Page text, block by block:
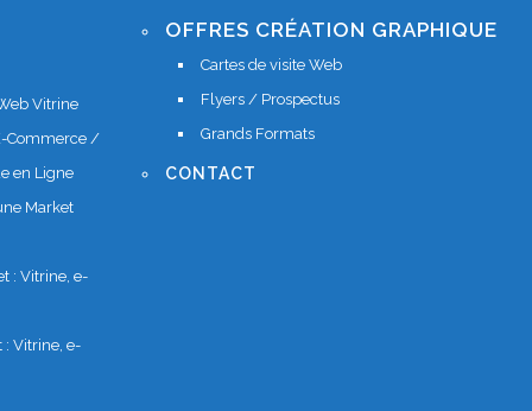
Vitrine
Commerce /
en Ligne
Market
: Vitrine, e-
: Vitrine, e-
OFFRES CRÉATION GRAPHIQUE
Cartes de visite Web
Flyers / Prospectus
Grands Formats
CONTACT